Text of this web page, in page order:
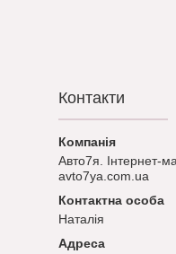
Контакти
Авто7я. Інтернет-
avto7ya.com.ua
Наталія